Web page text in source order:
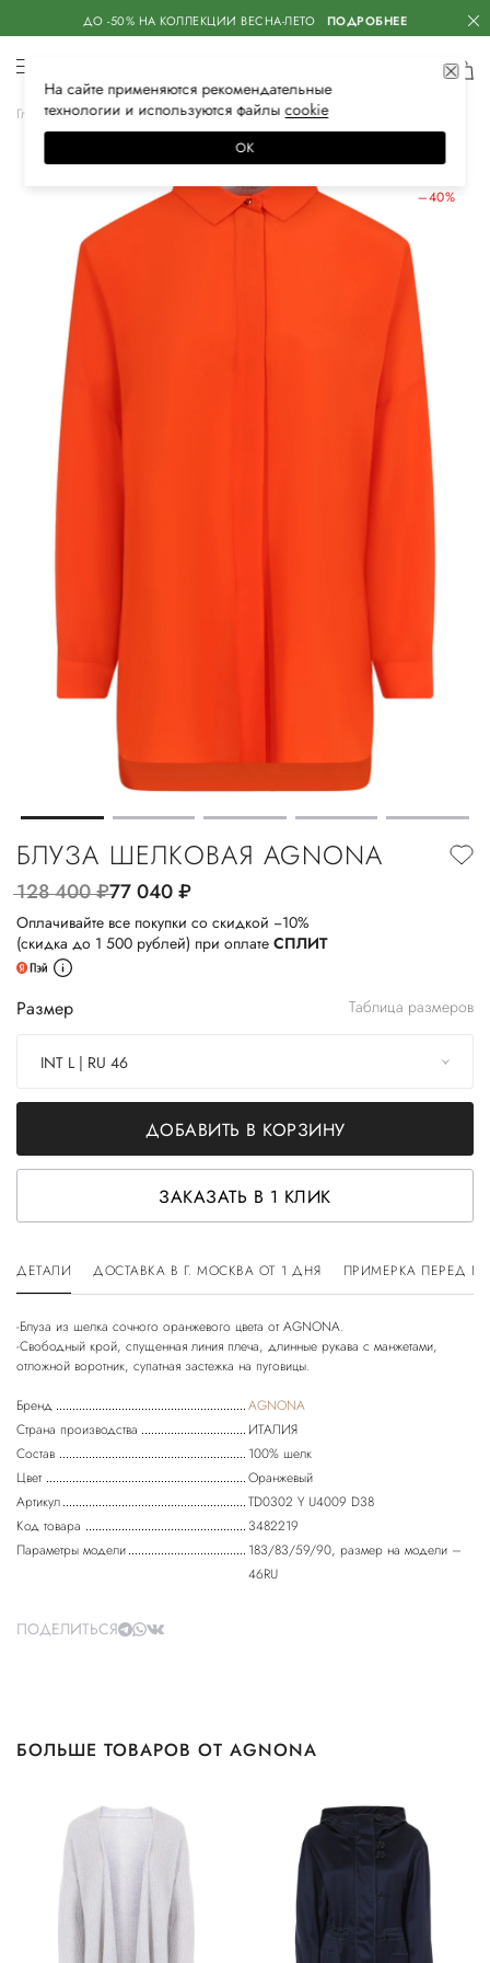
ДО -50% НА КОЛЛЕКЦИИ ВЕСНА-ЛЕТО ПОДРОБНЕЕ
Главная Женская Одежда Блузы и рубашки
–40%
БЛУЗА ШЕЛКОВАЯ AGNONA
128 400руб.77 040руб.
Оплачивайте все покупки со скидкой −10%
(скидка до 1 500 рублей) при оплате СПЛИТ
Размер Таблица размеров
INT L | RU 46
ДОБАВИТЬ В КОРЗИНУ
ЗАКАЗАТЬ В 1 КЛИК
ДЕТАЛИ ДОСТАВКА В Г. МОСКВА ОТ 1 ДНЯ ПРИМЕРКА ПЕРЕД
-Блуза из шелка сочного оранжевого цвета от AGNONA.
-Свободный крой, спущенная линия плеча, длинные рукава с манжетами,
Бренд
AGNONA
Страна производства
ИТАЛИЯ
Состав
100% шелк
Цвет
Оранжевый
Артикул
TD0302 Y U4009 D38
Код товара
3482219
Параметры модели
183/83/59/90, размер на модели –
46RU
ПОДЕЛИТЬСЯ
БОЛЬШЕ ТОВАРОВ ОТ AGNONA
На сайте применяются рекомендательные
технологии и используются файлысооkiе
ОК